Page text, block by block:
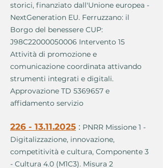
storici, finanziato dall'Unione europea -
NextGeneration EU. Ferruzzano: il
Borgo del benessere CUP:
J98C22000050006 Intervento 15
Attività di promozione e
comunicazione coordinata attivando
strumenti integrati e digitali.
Approvazione TD 5369657 e
affidamento servizio
226 - 13.11.2025 : PNRR Missione 1 -
Digitalizzazione, innovazione,
competitività e cultura, Componente 3
- Cultura 4.0 (M1C3). Misura 2